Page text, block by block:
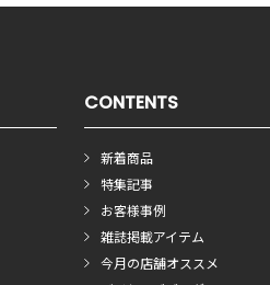
CONTENTS
新着商品
特集記事
お客様事例
雑誌掲載アイテム
今月の店舗オススメ